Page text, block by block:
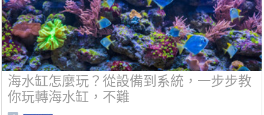
海水缸怎麼玩？從設備到系統，一步步教
你玩轉海水缸，不難